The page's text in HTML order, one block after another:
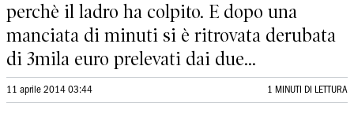
perchè il ladro ha colpito. E dopo una
manciata di minuti si è ritrovata derubata
di 3mila euro prelevati dai due...
11 aprile 2014 03:44 1 MINUTI DI LETTURA